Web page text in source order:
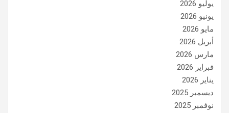
يوليو 2026
يونيو 2026
مايو 2026
أبريل 2026
مارس 2026
فبراير 2026
يناير 2026
ديسمبر 2025
نوفمبر 2025